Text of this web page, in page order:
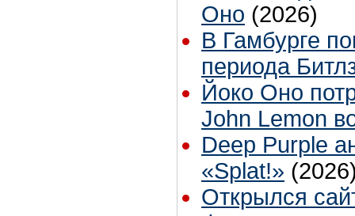
Оно (2026)
В Гамбурге
периода
Йоко Оно
John Lemon
Deep Purple
«Splat!»
Открылся